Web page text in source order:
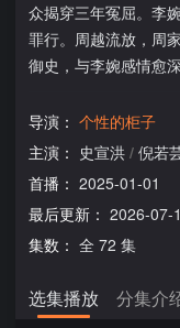
众揭穿三年冤屈。李
罪行。周越流放，周
御史，与李婉感情愈深
导演： 个性的柜子
主演： 史宣洪 / 倪若
首播： 2025-01-01
最后更新： 2026-07-
集数： 全 72 集
选集播放 分集介